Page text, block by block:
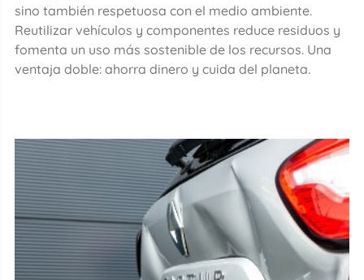
sino también respetuosa con el medio ambiente.
Reutilizar vehículos y componentes reduce residuos y
fomenta un uso más sostenible de los recursos. Una
ventaja doble: ahorra dinero y cuida del planeta.